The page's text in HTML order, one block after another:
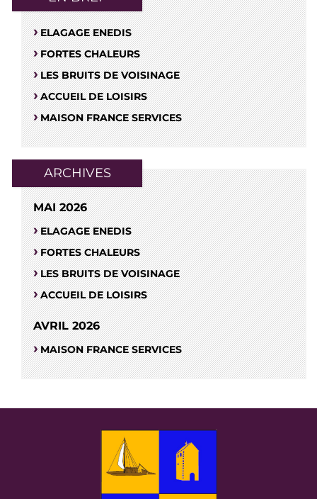
ELAGAGE ENEDIS
FORTES CHALEURS
LES BRUITS DE VOISINAGE
ACCUEIL DE LOISIRS
MAISON FRANCE SERVICES
ARCHIVES
MAI 2026
ELAGAGE ENEDIS
FORTES CHALEURS
LES BRUITS DE VOISINAGE
ACCUEIL DE LOISIRS
AVRIL 2026
MAISON FRANCE SERVICES